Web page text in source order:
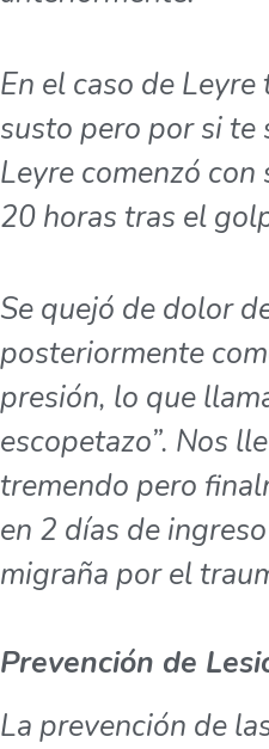
En el caso de
susto pero por si
Leyre comenzó
20 horas tras el
Se quejó de dolor
posteriormente
presión, lo que
escopetazo”. Nos
tremendo pero
en 2 días de
migraña por el
Prevención de
La prevención de